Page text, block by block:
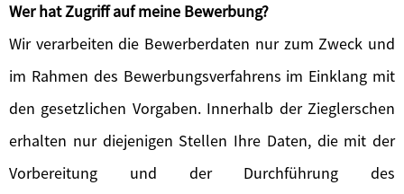
Wer hat Zugriff auf meine Bewerbung?
Wir verarbeiten die Bewerberdaten nur zum Zweck und
im Rahmen des Bewerbungsverfahrens im Einklang mit
den gesetzlichen Vorgaben. Innerhalb der Zieglerschen
erhalten nur diejenigen Stellen Ihre Daten, die mit der
Vorbereitung und der Durchführung des